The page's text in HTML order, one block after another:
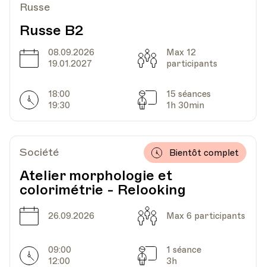
Russe
Russe B2
Date
08.09.2026
19.01.2027
Capacité
Max 12
participants
Horarires
18:00
19:30
Séances
15 séances
1h 30min
Société
Atelier morphologie et
colorimétrie - Relooking
Bientôt complet
Date
26.09.2026 Capacité
Max 6 participants
Horarires
09:00
12:00
Séances
1 séance
3h